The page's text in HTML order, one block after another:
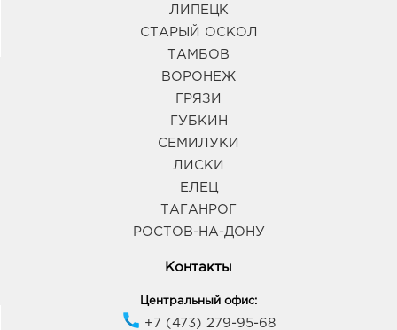
ЛИПЕЦК
СТАРЫЙ ОСКОЛ
ТАМБОВ
ВОРОНЕЖ
ГРЯЗИ
ГУБКИН
СЕМИЛУКИ
ЛИСКИ
ЕЛЕЦ
ТАГАНРОГ
РОСТОВ-НА-ДОНУ
Контакты
Центральный офис:
+7 (473) 279-95-68